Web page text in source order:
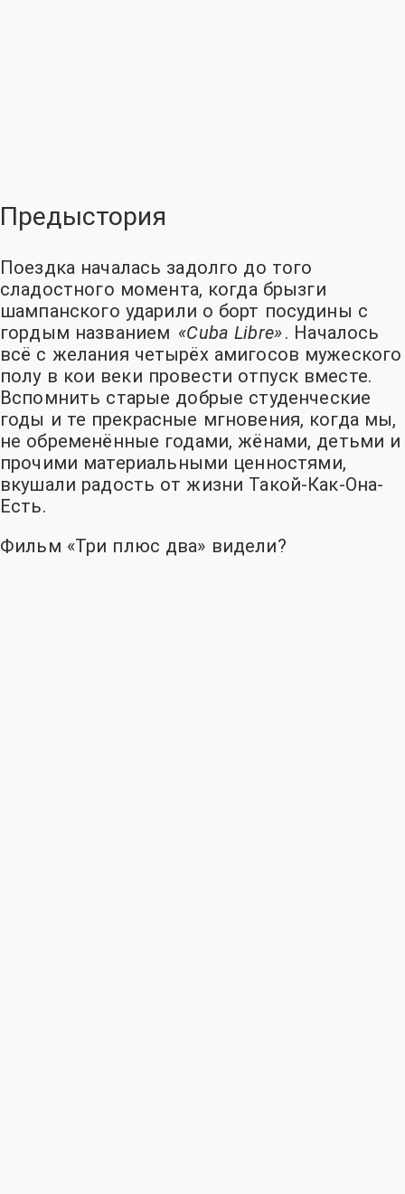
Предыстория
Поездка началась задолго до того
сладостного момента, когда брызги
шампанского ударили о борт посудины с
гордым названием «Cuba Libre». Началось
всё с желания четырёх амигосов мужеского
полу в кои веки провести отпуск вместе.
Вспомнить старые добрые студенческие
годы и те прекрасные мгновения, когда мы,
не обременённые годами, жёнами, детьми и
прочими материальными ценностями,
вкушали радость от жизни Такой-Как-Она-
Есть.
Фильм «Три плюс два» видели?